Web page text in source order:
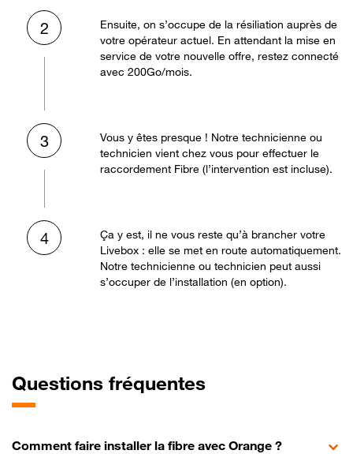
2
Ensuite, on s’occupe de la résiliation auprès de
votre opérateur actuel. En attendant la mise en
service de votre nouvelle offre, restez connecté
avec 200Go/mois.
3
Vous y êtes presque ! Notre technicienne ou
technicien vient chez vous pour effectuer le
raccordement Fibre (l’intervention est incluse).
4
Ça y est, il ne vous reste qu’à brancher votre
Livebox : elle se met en route automatiquement.
Notre technicienne ou technicien peut aussi
s’occuper de l’installation (en option).
Questions fréquentes
Comment faire installer la fibre avec Orange ?